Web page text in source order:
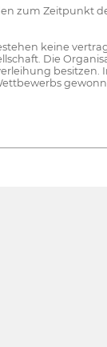
zum Zeitpunkt
keine
Die
besitzen.